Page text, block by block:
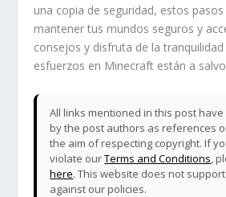
una copia de seguridad, estos
mantener tus mundos seguros y
consejos y disfruta de la
esfuerzos en Minecraft están a
All links mentioned in this post
by the post authors as references
the aim of respecting copyright. If
violate ourTerms and Conditions,
here. This website does not
against our policies.